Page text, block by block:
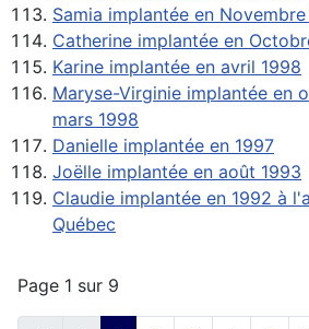
Samia implantée en
Catherine implantée en
Karine implantée en avril 1998
Maryse-Virginie implantée en
mars 1998
Danielle implantée en 1997
Joëlle implantée en août 1993
Claudie implantée en 1992 à
Québec
Page 1 sur 9